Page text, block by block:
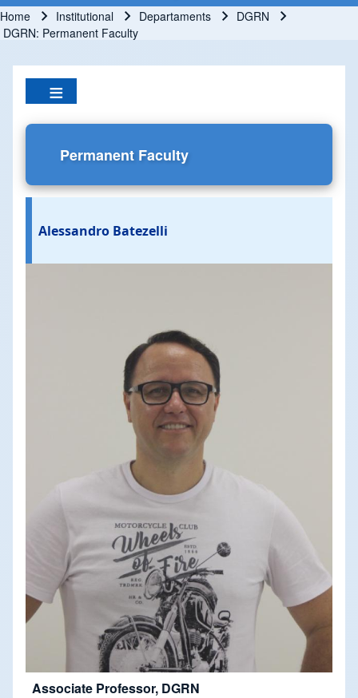
Breadcrumb
Home Institutional Departaments
DGRN
DGRN: Permanent Faculty
Permanent Faculty
Alessandro Batezelli
Associate Professor, DGRN